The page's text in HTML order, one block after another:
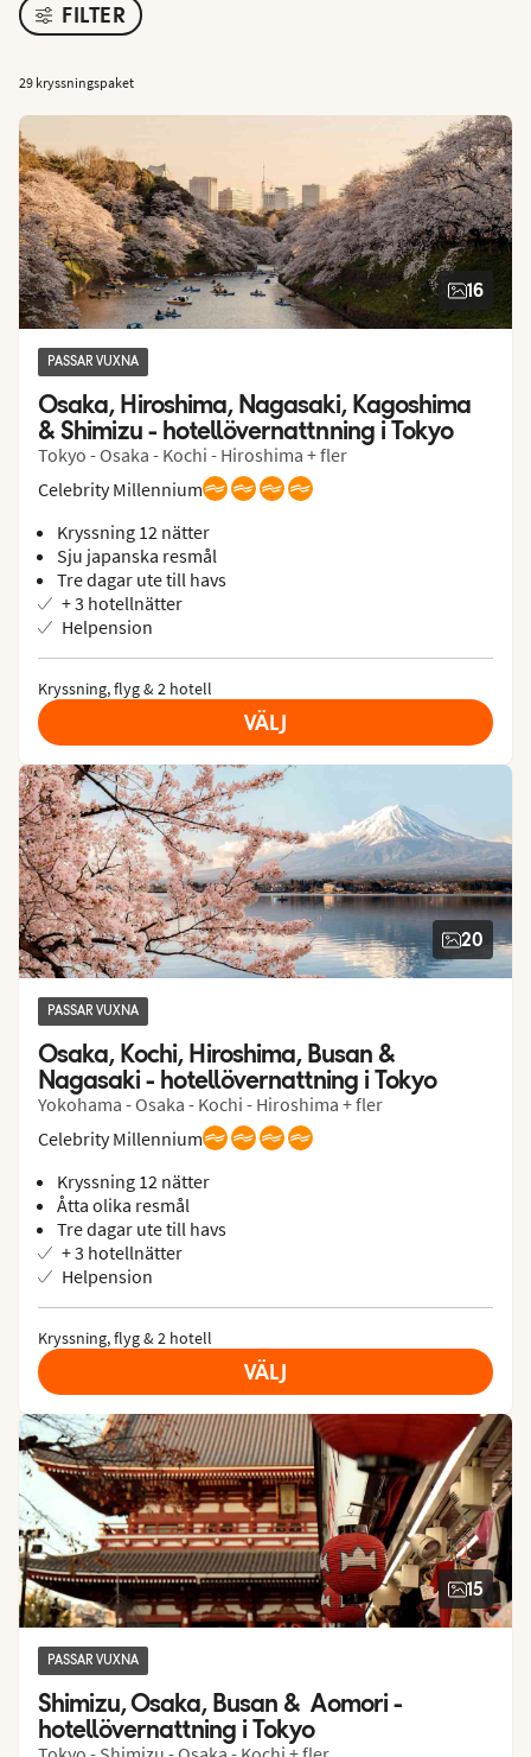
FILTER
29 kryssningspaket
16
PASSAR VUXNA
Osaka, Hiroshima, Nagasaki, Kagoshima
& Shimizu - hotellövernattnning i Tokyo
Tokyo - Osaka - Kochi - Hiroshima + fler
Celebrity Millennium
Kryssning 12 nätter
Sju japanska resmål
Tre dagar ute till havs
+ 3 hotellnätter
Helpension
Kryssning, flyg & 2 hotell
VÄLJ
20
PASSAR VUXNA
Osaka, Kochi, Hiroshima, Busan &
Nagasaki - hotellövernattning i Tokyo
Yokohama - Osaka - Kochi - Hiroshima + fler
Celebrity Millennium
Kryssning 12 nätter
Åtta olika resmål
Tre dagar ute till havs
+ 3 hotellnätter
Helpension
Kryssning, flyg & 2 hotell
VÄLJ
15
PASSAR VUXNA
Shimizu, Osaka, Busan &  Aomori -
hotellövernattning i Tokyo